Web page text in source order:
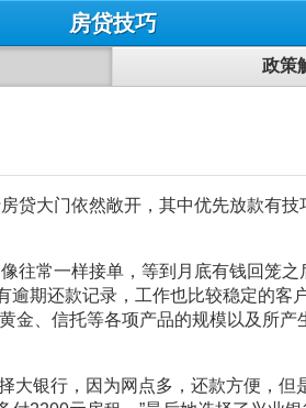
房贷技巧
政策
大门依然敞开，其中优先放款有技
常一样接单，等到月底有钱回笼
逾期还款记录，工作也比较稳定的
、信托等各项产品的规模以及所产
银行，因为网点多，还款方便，